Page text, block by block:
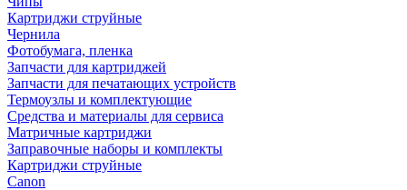
Картриджи струйные
Чернила
Фотобумага, пленка
Запчасти для картриджей
Запчасти для печатающих устройств
Термоузлы и комплектующие
Средства и материалы для сервиса
Матричные картриджи
Заправочные наборы и комплекты
Картриджи струйные
Canon